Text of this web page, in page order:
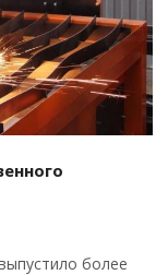
более